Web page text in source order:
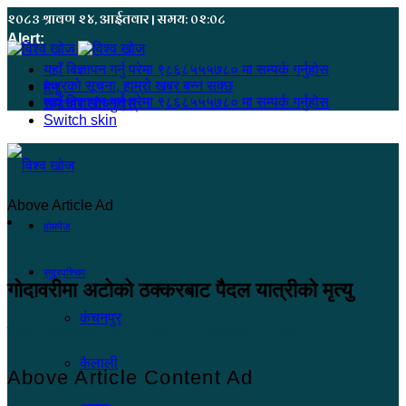
२०८३ श्रावण २४, आईतवार | समय: ०२:०८
Alert:
यहाँ बिज्ञापन गर्नु परेमा ९८६८५५५७८० मा सम्पर्क गर्नुहोस
हजुरको सूचना, हाम्रो खबर बन्न सक्छ
यहाँ बिज्ञापन गर्नु परेमा ९८६८५५५७८० मा सम्पर्क गर्नुहोस
मेनू
समाचार खोज्नुहोस्
Switch skin
होमपेज
सुदूरपश्चिम
कंचनपुर
कैलाली
Above Article Ad
गोदावरीमा अटोको ठक्करबाट पैदल यात्रीको मृत्यु
२०८३ जेष्ठ १५, शुक्रबार १२:०७
Above Article Content Ad